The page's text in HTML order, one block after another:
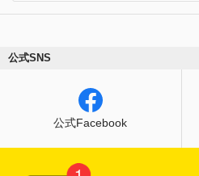
公式SNS
公式Facebook